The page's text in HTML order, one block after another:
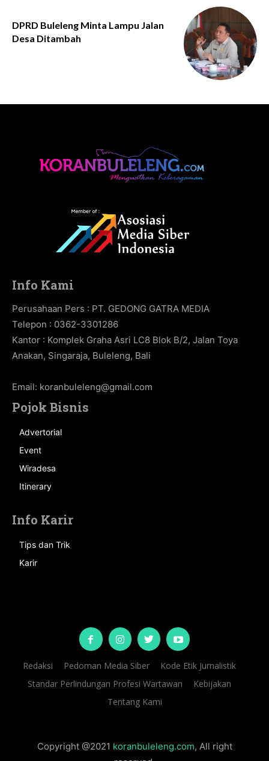
DPRD Buleleng Minta Lampu Jalan
Desa Ditambah
Info Kami
Perusahaan Pers : PT. GEDONG GATRA MEDIA
Telepon : 0362-3301286
Kantor : Komplek Graha Asri LC8 Blok B/2, Jalan Toya
Anakan, Singaraja, Buleleng, Bali
Email: koranbuleleng@gmail.com
Pojok Bisnis
Advertorial
Event
Wiradesa
Itinerary
Info Karir
Tips dan Trik
Karir
Redaksi Pedoman Media Siber
Kode Etik Jurnalistik
Standar Perlindungan Profesi Wartawan
Kebijakan
Tentang Kami
Copyright @2021 koranbuleleng.com, All right